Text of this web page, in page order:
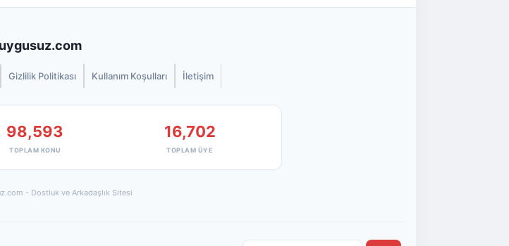
Gizlilik Politikası Kullanım Koşulları İletişim
98,593
TOPLAM KONU
16,702
TOPLAM ÜYE
- Dostluk ve Arkadaşlık Sitesi